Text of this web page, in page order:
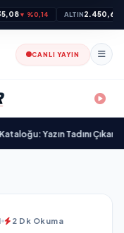
▼ %0,14 ALTIN2.450,63
CANLI YAYIN
Yazın Tadını Çıkarın
2 Dk Okuma